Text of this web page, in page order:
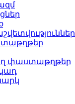
փաստաթղթեր